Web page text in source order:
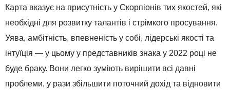
Карта вказує на присутність у Скорпіонів тих якостей, які
необхідні для розвитку талантів і стрімкого просування.
Уява, амбітність, впевненість у собі, лідерські якості та
інтуїція — у цьому у представників знака у 2022 році не
буде браку. Вони легко зуміють вирішити всі давні
проблеми, у рази збільшити поточний дохід та відновити